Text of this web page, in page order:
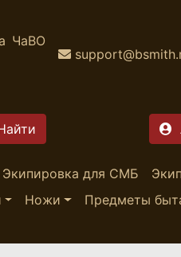
ЧаВО
Экипировка для СМБ
Ножи Предметы